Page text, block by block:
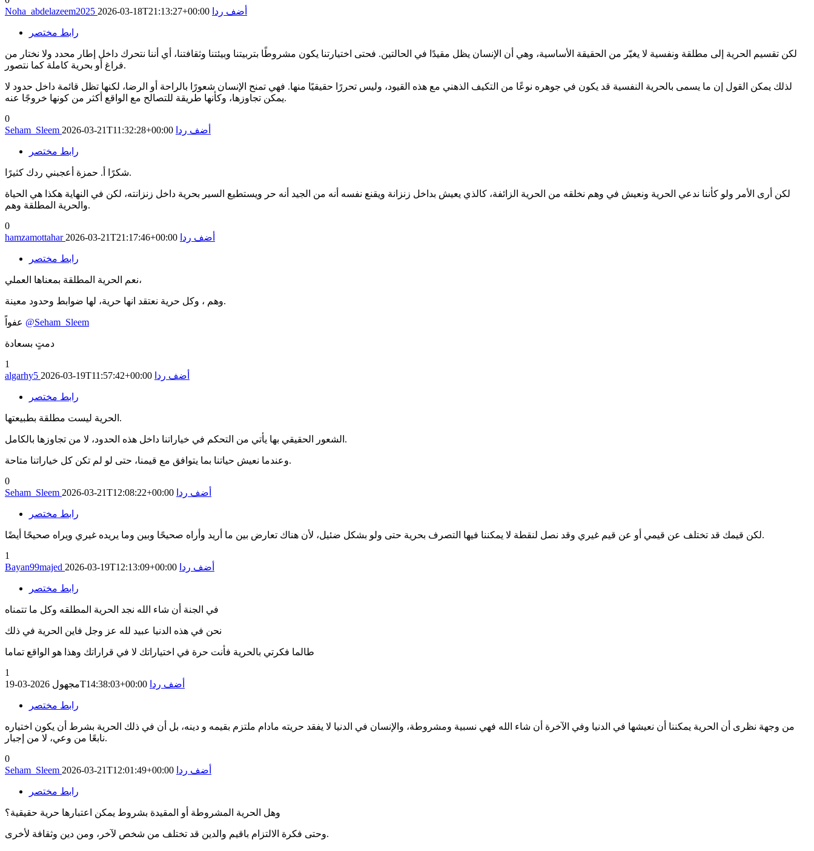
Noha_abdelazeem2025 2026-03-18T21:13:27+00:00 أضف ردا
رابط مختصر
لكن تقسيم الحرية إلى مطلقة ونفسية لا يغيّر من الحقيقة الأساسية، وهي أن الإنسان يظل مقيدًا في الحالتين. فحتى اختيارتنا يكون مشروطًا بتربيتنا وبيئتنا وثقافتنا، أي أننا نتحرك داخل إطار محدد ولا نختار من
فراغ أو بحرية كاملة كما نتصور.
لذلك يمكن القول إن ما يسمى بالحرية النفسية قد يكون في جوهره نوعًا من التكيف الذهني مع هذه القيود، وليس تحررًا حقيقيًا منها. فهي تمنح الإنسان شعورًا بالراحة أو الرضا، لكنها تظل قائمة داخل حدود لا
يمكن تجاوزها، وكأنها طريقة للتصالح مع الواقع أكثر من كونها خروجًا عنه.
0
Seham_Sleem 2026-03-21T11:32:28+00:00 أضف ردا
رابط مختصر
شكرًا أ. حمزة أعجبني ردك كثيرًا.
لكن أرى الأمر ولو كأننا ندعي الحرية ونعيش في وهم نخلقه من الحرية الزائفة، كالذي يعيش بداخل زنزانة ويقنع نفسه أنه من الجيد أنه حر ويستطيع السير بحرية داخل زنزانته، لكن في النهاية هكذا هي الحياة
والحرية المطلقة وهم.
0
hamzamottahar 2026-03-21T21:17:46+00:00 أضف ردا
رابط مختصر
نعم الحرية المطلقة بمعناها العملي،
وهم ، وكل حرية نعتقد انها حرية، لها ضوابط وحدود معينة.
@Seham_Sleem
دمتٍ بسعادة
1
algarhy5 2026-03-19T11:57:42+00:00 أضف ردا
رابط مختصر
الحرية ليست مطلقة بطبيعتها.
الشعور الحقيقي بها يأتي من التحكم في خياراتنا داخل هذه الحدود، لا من تجاوزها بالكامل.
وعندما نعيش حياتنا بما يتوافق مع قيمنا، حتى لو لم تكن كل خياراتنا متاحة.
0
Seham_Sleem 2026-03-21T12:08:22+00:00 أضف ردا
رابط مختصر
لكن قيمك قد تختلف عن قيمي أو عن قيم غيري وقد نصل لنقطة لا يمكننا فيها التصرف بحرية حتى ولو بشكل ضئيل، لأن هناك تعارض بين ما أريد وأراه صحيحًا وبين وما يريده غيري ويراه صحيحًا أيضًا.
1
Bayan99majed 2026-03-19T12:13:09+00:00 أضف ردا
رابط مختصر
في الجنة أن شاء الله نجد الحرية المطلقه وكل ما تتمناه
نحن في هذه الدنيا عبيد لله عز وجل فاين الحرية في ذلك
طالما فكرتي بالحرية فأنت حرة في اختياراتك لا في قراراتك وهذا هو الواقع تماما
1
مجهول2026-03-19T14:38:03+00:00 أضف ردا
رابط مختصر
من وجهة نظرى أن الحرية يمكننا أن نعيشها في الدنيا وفي الآخرة أن شاء الله فهي نسبية ومشروطة، والإنسان في الدنيا لا يفقد حريته مادام ملتزم بقيمه و دينه، بل أن في ذلك الحرية بشرط أن يكون اختياره
نابعًا من وعي، لا من إجبار.
0
Seham_Sleem 2026-03-21T12:01:49+00:00 أضف ردا
رابط مختصر
وهل الحرية المشروطة أو المقيدة بشروط يمكن اعتبارها حرية حقيقية؟
وحتى فكرة الالتزام باقيم والدين قد تختلف من شخص لآخر، ومن دين وثقافة لأخرى.